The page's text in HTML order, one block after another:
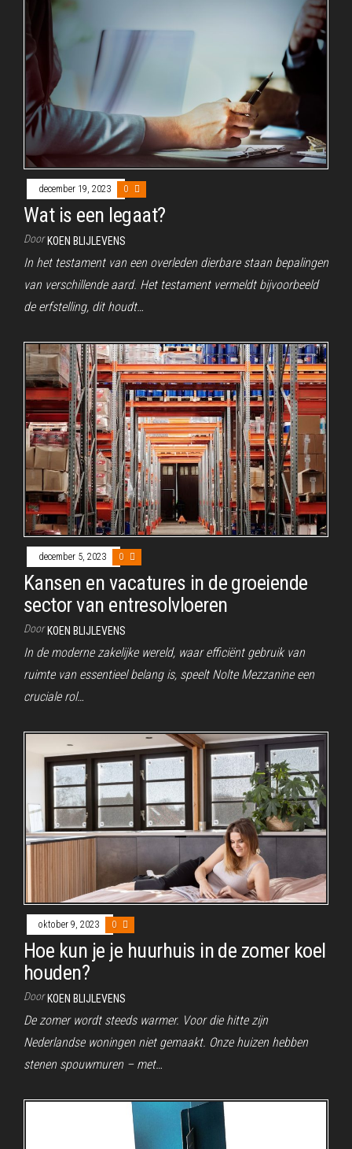
december 19, 2023 0
Wat is een legaat?
Door KOEN BLIJLEVENS
In het testament van een overleden dierbare staan bepalingen
van verschillende aard. Het testament vermeldt bijvoorbeeld
de erfstelling, dit houdt…
december 5, 2023 0
Kansen en vacatures in de groeiende
sector van entresolvloeren
Door KOEN BLIJLEVENS
In de moderne zakelijke wereld, waar efficiënt gebruik van
ruimte van essentieel belang is, speelt Nolte Mezzanine een
cruciale rol…
oktober 9, 2023 0
Hoe kun je je huurhuis in de zomer koel
houden?
Door KOEN BLIJLEVENS
De zomer wordt steeds warmer. Voor die hitte zijn
Nederlandse woningen niet gemaakt. Onze huizen hebben
stenen spouwmuren – met…